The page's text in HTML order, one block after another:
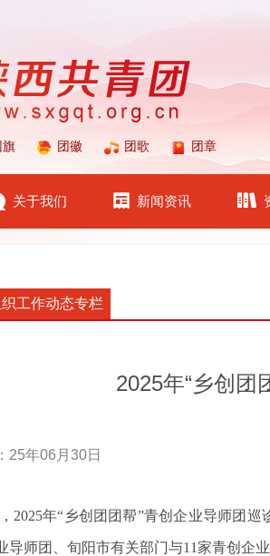
旗 团徽 团歌 团章
关于我们 新闻资讯
工作动态专栏
2025年“乡创团
25年06月30日
2025年“乡创团团帮”青创企业导师团
导师团、旬阳市有关部门与11家青创企